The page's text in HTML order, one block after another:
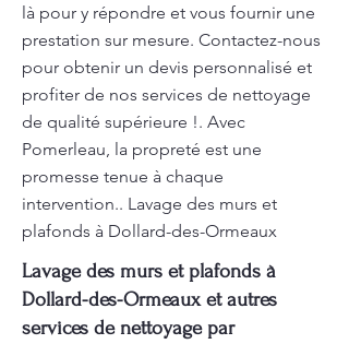
là pour y répondre et vous fournir une
prestation sur mesure. Contactez-nous
pour obtenir un devis personnalisé et
profiter de nos services de nettoyage
de qualité supérieure !. Avec
Pomerleau, la propreté est une
promesse tenue à chaque
intervention.. Lavage des murs et
plafonds à Dollard-des-Ormeaux
Lavage des murs et plafonds à
Dollard-des-Ormeaux et autres
services de nettoyage par